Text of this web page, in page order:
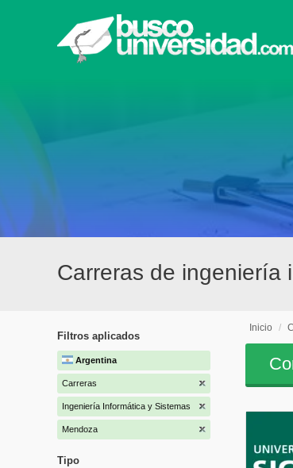
Carreras de ingeniería
Filtros aplicados
Argentina
Carreras
Ingeniería Informática y Sistemas
Mendoza
Tipo
Inicio /